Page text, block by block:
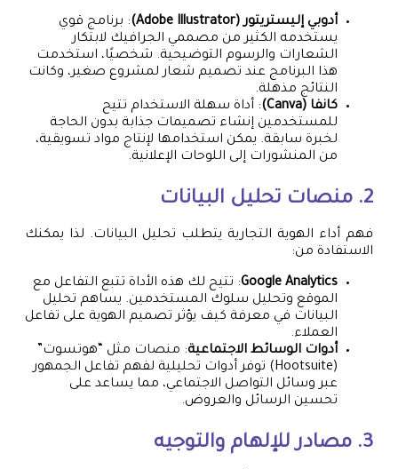
أدوبي إليستريتور (Adobe Illustrator)
: برنامج قوي
يستخدمه الكثير من مصممي الجرافيك لابتكار
الشعارات والرسوم التوضيحية. شخصيًا، استخدمت
هذا البرنامج عند تصميم شعار لمشروع صغير، وكانت
النتائج مذهلة.
كانفا (Canva)
: أداة سهلة الاستخدام تتيح
للمستخدمين إنشاء تصميمات جذابة بدون الحاجة
لخبرة سابقة. يمكن استخدامها لإنتاج مواد تسويقية،
من المنشورات إلى اللوحات الإعلانية.
2. منصات تحليل البيانات
فهم أداء الهوية التجارية يتطلب تحليل البيانات. لذا يمكنك
الاستفادة من:
Google Analytics: تتيح لك هذه الأداة تتبع التفاعل مع
الموقع وتحليل سلوك المستخدمين. يساهم تحليل
البيانات في معرفة كيف يؤثر تصميم الهوية على تفاعل
العملاء.
أدوات الوسائط الاجتماعية: منصات مثل “هوتسوت”
(Hootsuite) توفر أدوات تحليلية لفهم تفاعل الجمهور
عبر وسائل التواصل الاجتماعي، مما يساعد على
تحسين الرسائل والعروض.
3. مصادر للإلهام والتوجيه